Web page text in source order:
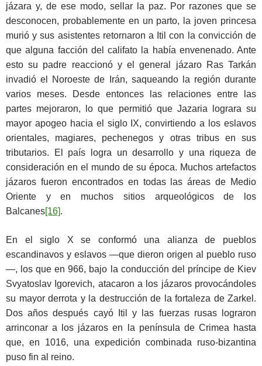
jázara y, de ese modo, sellar la paz. Por razones que se
desconocen, probablemente en un parto, la joven princesa
murió y sus asistentes retornaron a Itil con la convicción de
que alguna facción del califato la había envenenado. Ante
esto su padre reaccionó y el general jázaro Ras Tarkán
invadió el Noroeste de Irán, saqueando la región durante
varios meses. Desde entonces las relaciones entre las
partes mejoraron, lo que permitió que Jazaria lograra su
mayor apogeo hacia el siglo IX, convirtiendo a los eslavos
orientales, magiares, pechenegos y otras tribus en sus
tributarios. El país logra un desarrollo y una riqueza de
consideración en el mundo de su época. Muchos artefactos
jázaros fueron encontrados en todas las áreas de Medio
Oriente y en muchos sitios arqueológicos de los
Balcanes[16].
En el siglo X se conformó una alianza de pueblos
escandinavos y eslavos —que dieron origen al pueblo ruso
—, los que en 966, bajo la conducción del príncipe de Kiev
Svyatoslav Igorevich, atacaron a los jázaros provocándoles
su mayor derrota y la destrucción de la fortaleza de Zarkel.
Dos años después cayó Itil y las fuerzas rusas lograron
arrinconar a los jázaros en la península de Crimea hasta
que, en 1016, una expedición combinada ruso-bizantina
puso fin al reino.